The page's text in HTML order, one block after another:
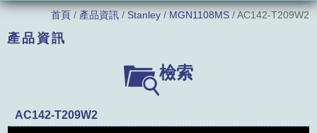
公司簡介
新品發表
產品資訊
首頁/ 產品資訊/ Stanley/ MGN1108MS/ AC142-T209W2
產品資訊
檢索
AC142-T209W2